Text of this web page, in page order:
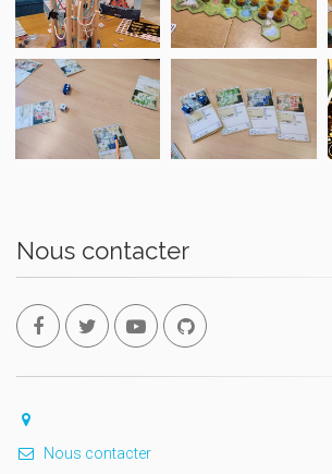
Nous contacter
Nous contacter